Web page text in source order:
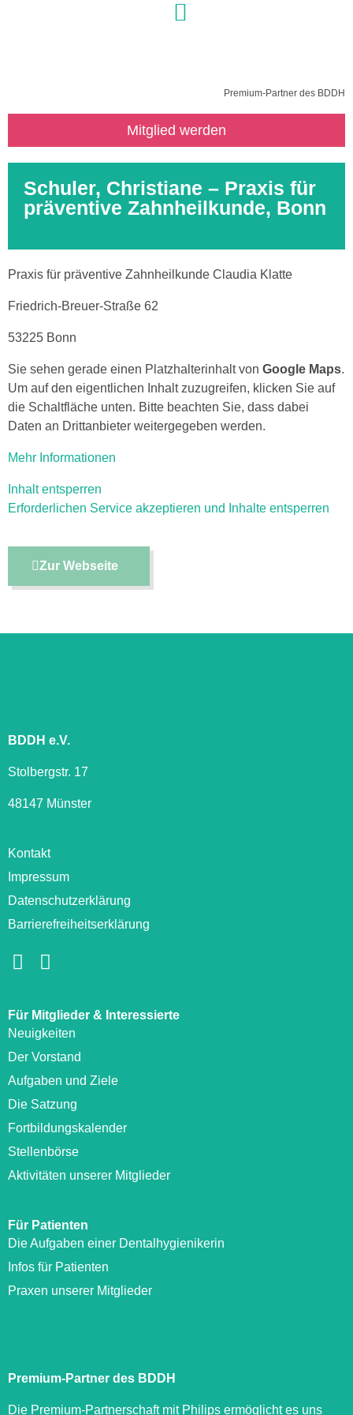
Premium-Partner des BDDH
Mitglied werden
Schuler, Christiane – Praxis für
präventive Zahnheilkunde, Bonn
Praxis für präventive Zahnheilkunde Claudia Klatte
Friedrich-Breuer-Straße 62
53225 Bonn
Sie sehen gerade einen Platzhalterinhalt von Google Maps.
Um auf den eigentlichen Inhalt zuzugreifen, klicken Sie auf
die Schaltfläche unten. Bitte beachten Sie, dass dabei
Daten an Drittanbieter weitergegeben werden.
Mehr Informationen
Inhalt entsperren
Erforderlichen Service akzeptieren und Inhalte entsperren
Zur Webseite
BDDH e.V.
Stolbergstr. 17
48147 Münster
Kontakt
Impressum
Datenschutzerklärung
Barrierefreiheitserklärung
Für Mitglieder & Interessierte
Neuigkeiten
Der Vorstand
Aufgaben und Ziele
Die Satzung
Fortbildungskalender
Stellenbörse
Aktivitäten unserer Mitglieder
Für Patienten
Die Aufgaben einer Dentalhygienikerin
Infos für Patienten
Praxen unserer Mitglieder
Premium-Partner des BDDH
Die Premium-Partnerschaft mit Philips ermöglicht es uns